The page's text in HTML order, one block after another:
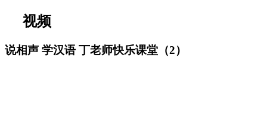
视频
说相声 学汉语 丁老师快乐课堂（2）